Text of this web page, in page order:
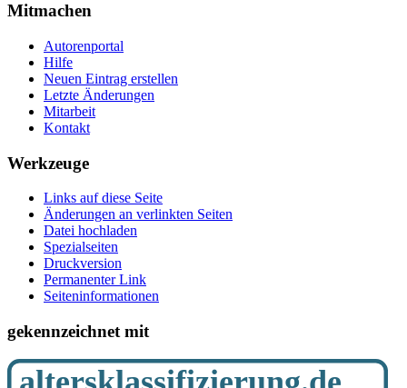
Mitmachen
Autorenportal
Hilfe
Neuen Eintrag erstellen
Letzte Änderungen
Mitarbeit
Kontakt
Werkzeuge
Links auf diese Seite
Änderungen an verlinkten Seiten
Datei hochladen
Spezialseiten
Druckversion
Permanenter Link
Seiten­­informationen
gekennzeichnet mit